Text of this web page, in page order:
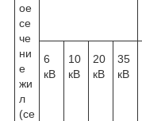
ое
се
че
ни
е
жи
л
(се
6
кВ
10
кВ
20
кВ
35
кВ